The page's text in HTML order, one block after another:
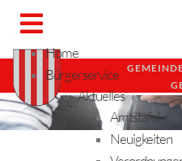
Home
Bürgerservice
Aktuelles
Amtstafel
Neuigkeiten